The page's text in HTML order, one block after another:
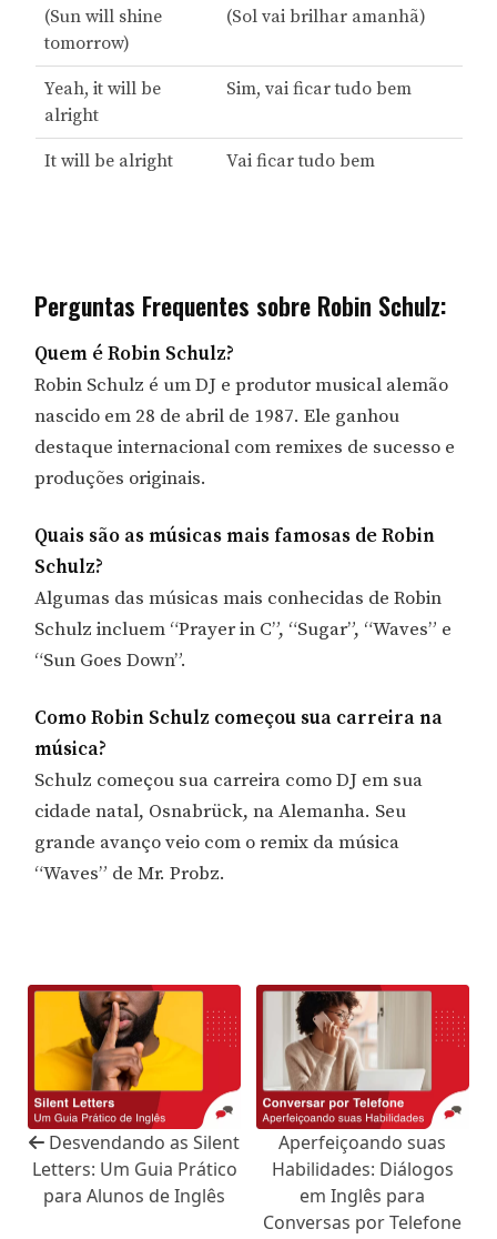
(Sun will shine
tomorrow)
(Sol vai brilhar amanhã)
Yeah, it will be
alright
Sim, vai ficar tudo bem
It will be alright Vai ficar tudo bem
Perguntas Frequentes sobre Robin Schulz:
Quem é Robin Schulz?
Robin Schulz é um DJ e produtor musical alemão
nascido em 28 de abril de 1987. Ele ganhou
destaque internacional com remixes de sucesso e
produções originais.
Quais são as músicas mais famosas de Robin
Schulz?
Algumas das músicas mais conhecidas de Robin
Schulz incluem “Prayer in C”, “Sugar”, “Waves” e
“Sun Goes Down”.
Como Robin Schulz começou sua carreira na
música?
Schulz começou sua carreira como DJ em sua
cidade natal, Osnabrück, na Alemanha. Seu
grande avanço veio com o remix da música
“Waves” de Mr. Probz.
Desvendando as Silent
Letters: Um Guia Prático
para Alunos de Inglês
Aperfeiçoando suas
Habilidades: Diálogos
em Inglês para
Conversas por Telefone